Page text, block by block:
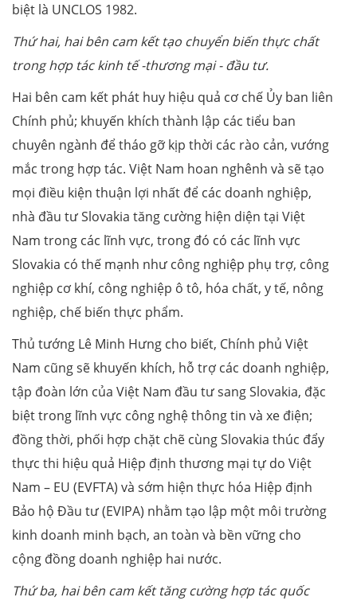
biệt là UNCLOS 1982.
Thứ hai, hai bên cam kết tạo chuyển biến thực chất
trong hợp tác kinh tế -thương mại - đầu tư.
Hai bên cam kết phát huy hiệu quả cơ chế Ủy ban liên
Chính phủ; khuyến khích thành lập các tiểu ban
chuyên ngành để tháo gỡ kịp thời các rào cản, vướng
mắc trong hợp tác. Việt Nam hoan nghênh và sẽ tạo
mọi điều kiện thuận lợi nhất để các doanh nghiệp,
nhà đầu tư Slovakia tăng cường hiện diện tại Việt
Nam trong các lĩnh vực, trong đó có các lĩnh vực
Slovakia có thế mạnh như công nghiệp phụ trợ, công
nghiệp cơ khí, công nghiệp ô tô, hóa chất, y tế, nông
nghiệp, chế biến thực phẩm.
Thủ tướng Lê Minh Hưng cho biết, Chính phủ Việt
Nam cũng sẽ khuyến khích, hỗ trợ các doanh nghiệp,
tập đoàn lớn của Việt Nam đầu tư sang Slovakia, đặc
biệt trong lĩnh vực công nghệ thông tin và xe điện;
đồng thời, phối hợp chặt chẽ cùng Slovakia thúc đẩy
thực thi hiệu quả Hiệp định thương mại tự do Việt
Nam – EU (EVFTA) và sớm hiện thực hóa Hiệp định
Bảo hộ Đầu tư (EVIPA) nhằm tạo lập một môi trường
kinh doanh minh bạch, an toàn và bền vững cho
cộng đồng doanh nghiệp hai nước.
Thứ ba, hai bên cam kết tăng cường hợp tác quốc